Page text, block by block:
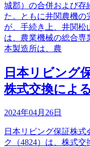
城郡）の合併および存
た。ともに井関農機の
が、手続き上、井関
は、農業機械の総合専
本製造所は、農
日本リビング
株式交換によ
2024年04月26日
日本リビング保証株式
ク（4824）は、株式